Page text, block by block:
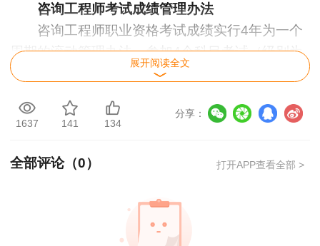
咨询工程师考试成绩管理办法
咨询工程师职业资格考试成绩实行4年为一个
周期的滚动管理办法，参加4个科目考试（级别为
考全科）的人员必须连续4个考试年度内通过应试
免2科）的人员必须在连续2个考试年度内通过应
注：北京地区2020年咨询工程师不考试，成
展开阅读全文
1637 141 134
分享：
全部评论（0） 打开APP查看全部 >